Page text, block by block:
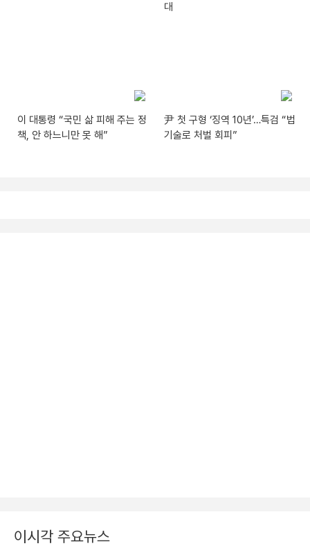
대
이 대통령 “국민 삶 피해 주는 정
책, 안 하느니만 못 해”
尹 첫 구형 ‘징역 10년’…특검 “법
기술로 처벌 회피”
이시각 주요뉴스